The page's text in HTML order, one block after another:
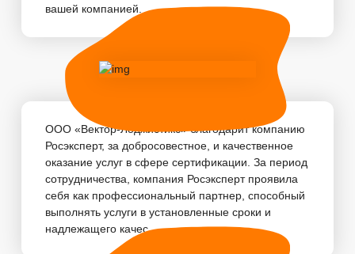
вашей компанией. ...
ООО «Вектор-Лоджистикс» благодарит компанию
Росэксперт, за добросовестное, и качественное
оказание услуг в сфере сертификации. За период
сотрудничества, компания Росэксперт проявила
себя как профессиональный партнер, способный
выполнять услуги в установленные сроки и
надлежащего качес...